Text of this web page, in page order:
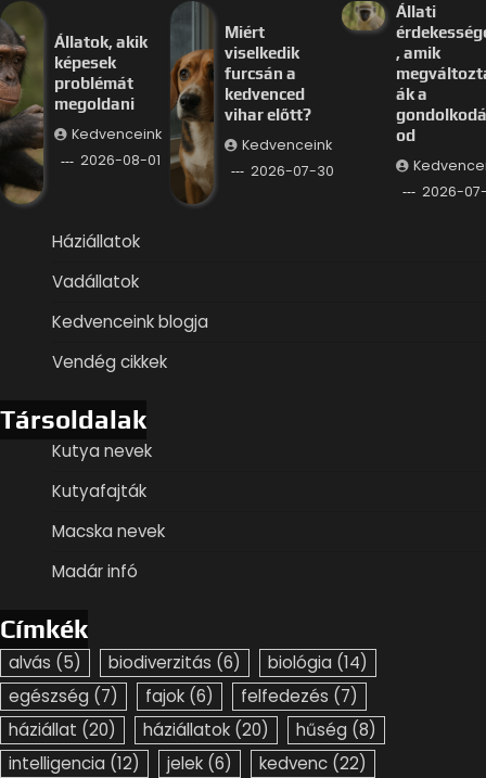
Állatok, akik
képesek
problémát
megoldani
Kedvenceink
2026-08-01
Miért
viselkedik
furcsán a
kedvenced
vihar előtt?
Kedvenceink
2026-07-30
Állati
, amik
ák a
od
2026-
Háziállatok
Vadállatok
Kedvenceink blogja
Vendég cikkek
Társoldalak
Kutya nevek
Kutyafajták
Macska nevek
Madár infó
Címkék
alvás (5) biodiverzitás (6) biológia (14)
egészség (7) fajok (6) felfedezés (7)
háziállat (20) háziállatok (20) hűség (8)
intelligencia (12) jelek (6) kedvenc (22)